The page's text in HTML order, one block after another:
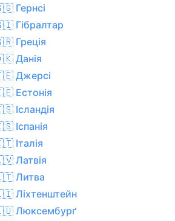
Гернсі
Гібралтар
Греція
Данія
Джерсі
Естонія
Ісландія
Іспанія
Італія
Латвія
Литва
Ліхтенштейн
Люксембурґ